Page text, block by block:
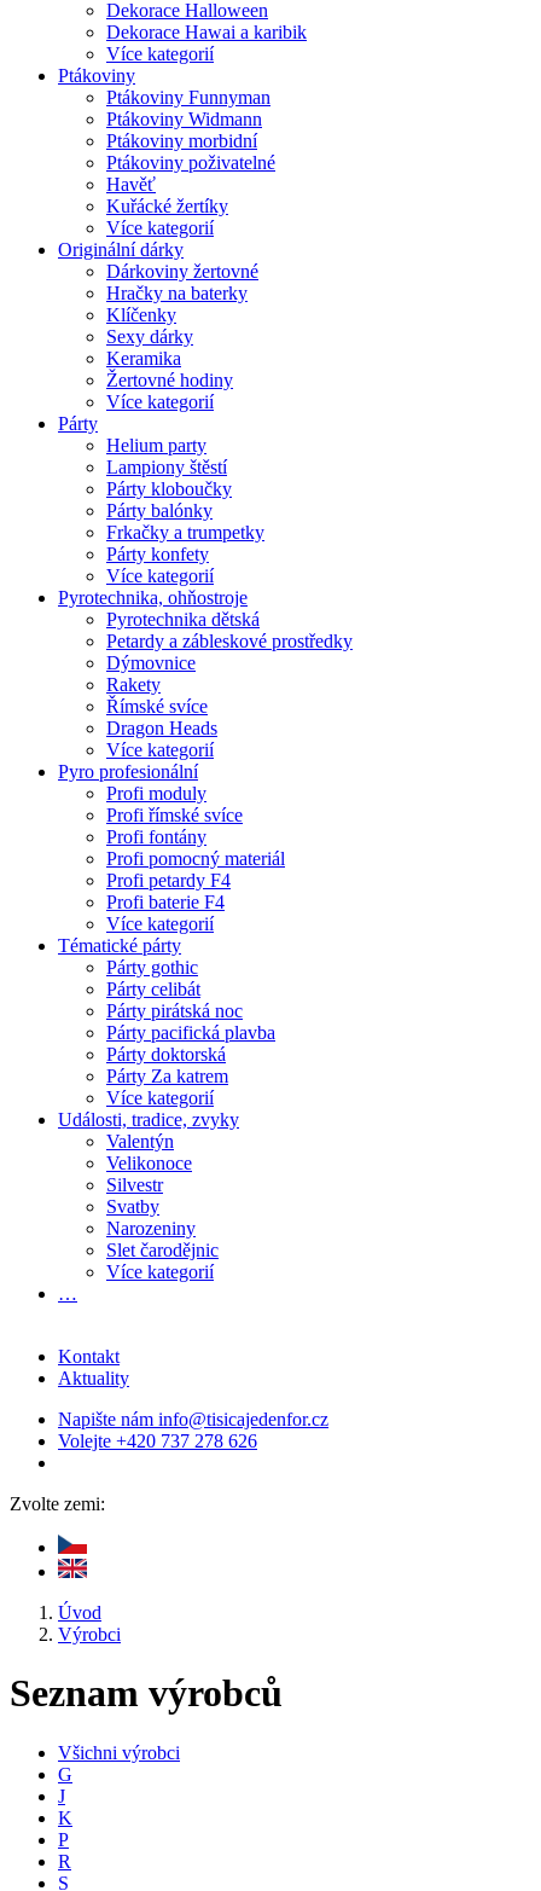
Dekorace Halloween
Dekorace Hawai a karibik
Více kategorií
Ptákoviny
Ptákoviny Funnyman
Ptákoviny Widmann
Ptákoviny morbidní
Ptákoviny poživatelné
Havěť
Kuřácké žertíky
Více kategorií
Originální dárky
Dárkoviny žertovné
Hračky na baterky
Klíčenky
Sexy dárky
Keramika
Žertovné hodiny
Více kategorií
Párty
Helium party
Lampiony štěstí
Párty kloboučky
Párty balónky
Frkačky a trumpetky
Párty konfety
Více kategorií
Pyrotechnika, ohňostroje
Pyrotechnika dětská
Petardy a zábleskové prostředky
Dýmovnice
Rakety
Římské svíce
Dragon Heads
Více kategorií
Pyro profesionální
Profi moduly
Profi římské svíce
Profi fontány
Profi pomocný materiál
Profi petardy F4
Profi baterie F4
Více kategorií
Tématické párty
Párty gothic
Párty celibát
Párty pirátská noc
Párty pacifická plavba
Párty doktorská
Párty Za katrem
Více kategorií
Události, tradice, zvyky
Valentýn
Velikonoce
Silvestr
Svatby
Narozeniny
Slet čarodějnic
Více kategorií
…
Kontakt
Aktuality
Napište nám info@tisicajedenfor.cz
Volejte +420 737 278 626
Zvolte zemi:
Úvod
Výrobci
Seznam výrobců
Všichni výrobci
G
J
K
P
R
S